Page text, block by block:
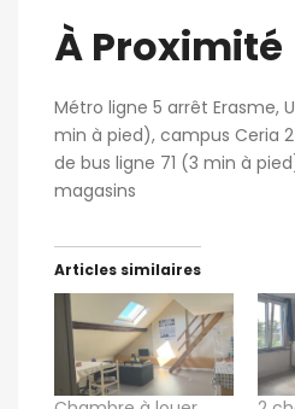
À Proximité
Métro ligne 5 arrêt Erasme,
min à pied), campus Ceria
de bus ligne 71 (3 min à
magasins
Articles similaires